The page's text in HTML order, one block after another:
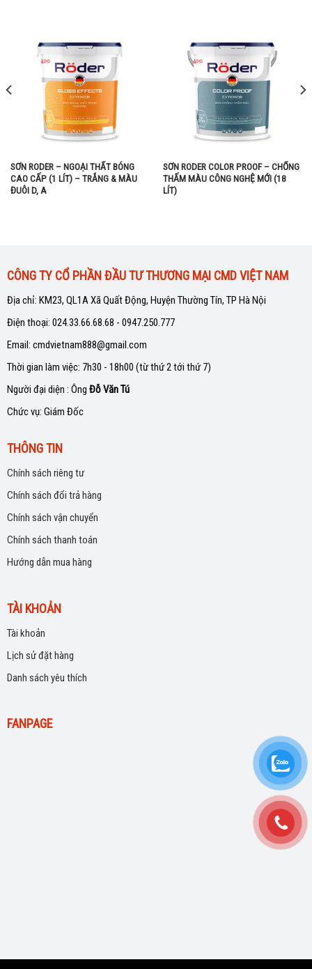
SƠN RODER – NGOẠI THẤT BÓNG
CAO CẤP (1 LÍT) – TRẮNG & MÀU
ĐUÔI D, A
SƠN RODER COLOR PROOF – CHỐNG
THẤM MÀU CÔNG NGHỆ MỚI (18
LÍT)
CÔNG TY CỔ PHẦN ĐẦU TƯ THƯƠNG MẠI CMD VIỆT NAM
Địa chỉ: KM23, QL1A Xã Quất Động, Huyện Thường Tín, TP Hà Nội
Điện thoại: 024.33.66.68.68 - 0947.250.777
Email: cmdvietnam888@gmail.com
Thời gian làm việc: 7h30 - 18h00 (từ thứ 2 tới thứ 7)
Người đại diện : Ông Đỗ Văn Tú
Chức vụ: Giám Đốc
THÔNG TIN
Chính sách riêng tư
Chính sách đổi trả hàng
Chính sách vận chuyển
Chính sách thanh toán
Hướng dẫn mua hàng
TÀI KHOẢN
Tài khoản
Lịch sử đặt hàng
Danh sách yêu thích
FANPAGE